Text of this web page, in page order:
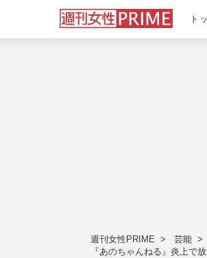
ト
週刊女性PRIME 芸能
『あのちゃんねる』炎上で